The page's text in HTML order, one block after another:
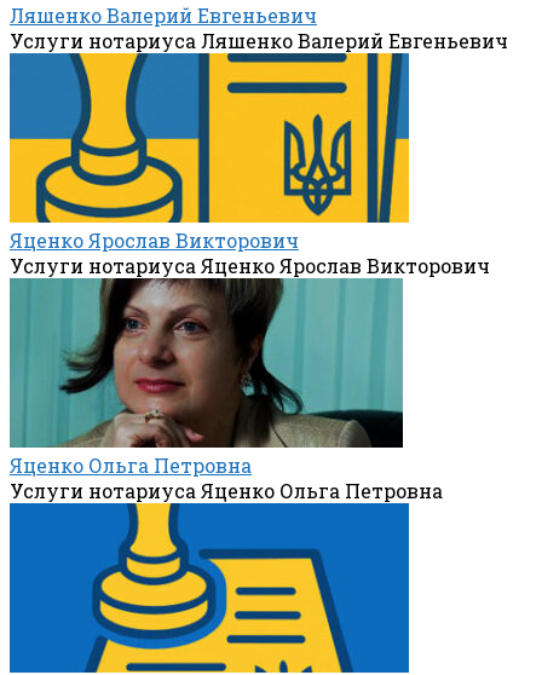
Ляшенко Валерий Евгеньевич
Услуги нотариуса Ляшенко Валерий Евгеньевич
Яценко Ярослав Викторович
Услуги нотариуса Яценко Ярослав Викторович
Яценко Ольга Петровна
Услуги нотариуса Яценко Ольга Петровна